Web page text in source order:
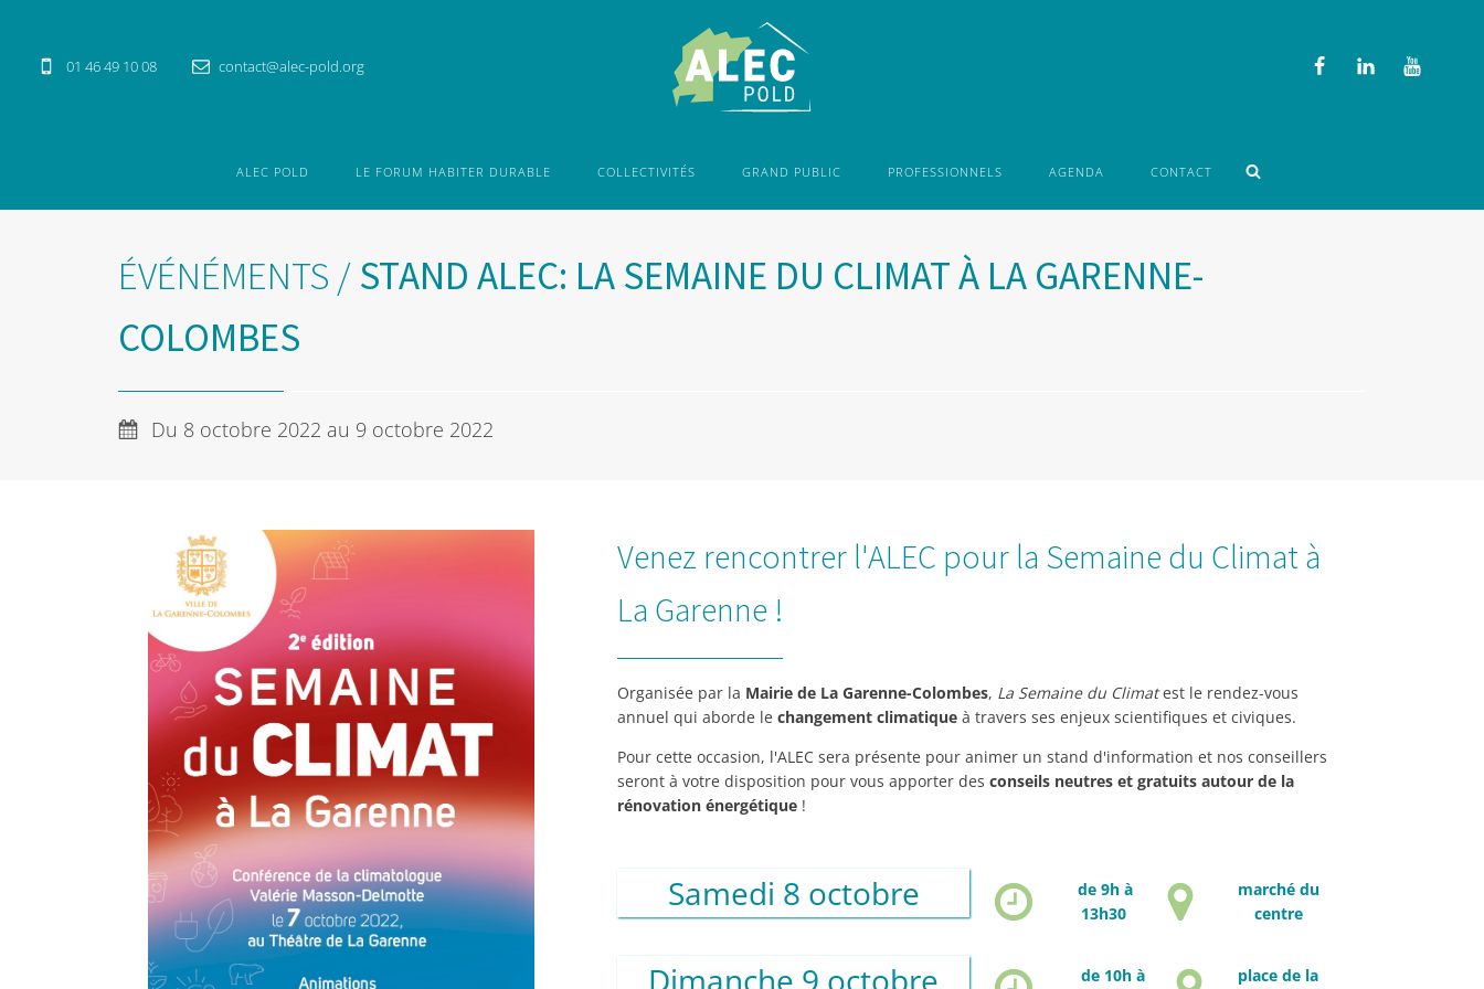
01 46 49 10 08 contact@alec-pold.org
ALEC POLD LE FORUM HABITER DURABLE COLLECTIVITÉS GRAND PUBLIC PROFESSIONNELS AGENDA CONTACT
ÉVÉNÉMENTS / STAND ALEC: LA SEMAINE DU CLIMAT À LA GARENNE-
COLOMBES
Du 8 octobre 2022 au 9 octobre 2022
Venez rencontrer l'ALEC pour la Semaine du Climat à
La Garenne !
Organisée par la Mairie de La Garenne-Colombes, La Semaine du Climatest le rendez-vous
annuel qui aborde le changement climatique à travers ses enjeux scientifiques et civiques.
Pour cette occasion, l'ALEC sera présente pour animer un stand d'information et nos conseillers
seront à votre disposition pour vous apporter des conseils neutres et gratuits autour de la
rénovation énergétique !
Samedi 8 octobre
de 9h à
13h30
marché du
centre
Dimanche 9 octobre de 10h à place de la